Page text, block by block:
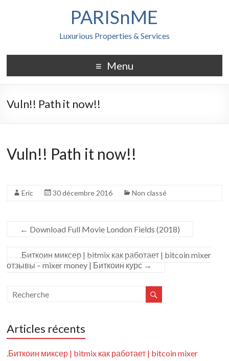
PARISnME
Luxurious Properties & Services
Menu
Vuln!! Path it now!!
Vuln!! Path it now!!
Eric 30 décembre 2016 Non classé
← Download Full Movie London Fields (2018)
.Биткоин миксер | bitmix как работает | bitcoin mixer
отзывы – mixer money | Биткоин курс →
Articles récents
.Биткоин миксер | bitmix как работает | bitcoin mixer